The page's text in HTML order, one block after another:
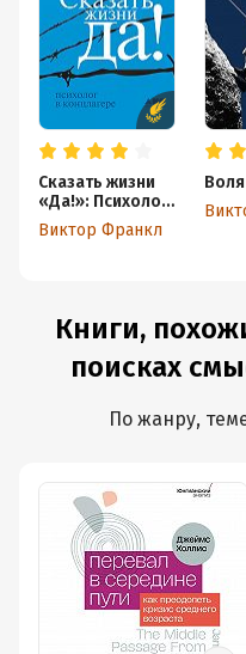
Сказать жизни
«Да!»: Психолог
в концлагере
Виктор Франкл
Книги,
поисках
По жанру,